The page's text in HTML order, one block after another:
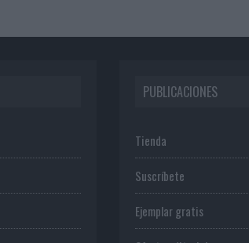
PUBLICACIONES
Tienda
Suscríbete
Ejemplar gratis